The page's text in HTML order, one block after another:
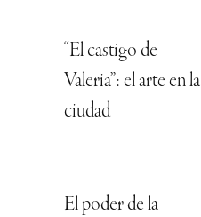
“El castigo de
Valeria”: el arte en la
ciudad
El poder de la